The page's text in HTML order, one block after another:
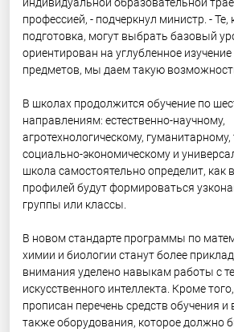
профессией, - подчеркнул министр. -
подготовка, могут выбрать базовый
ориентирован на углубленное
предметов, мы даем такую
В школах продолжится обучение по
направлениям: естественно-научному,
агротехнологическому, гуманитарному,
социально-экономическому и
школа самостоятельно определит, как
профилей будут формироваться
группы или классы.
В новом стандарте программы по
химии и биологии станут более
внимания уделено навыкам работы с
искусственного интеллекта. Кроме
прописан перечень средств обучения и
также оборудования, которое должно